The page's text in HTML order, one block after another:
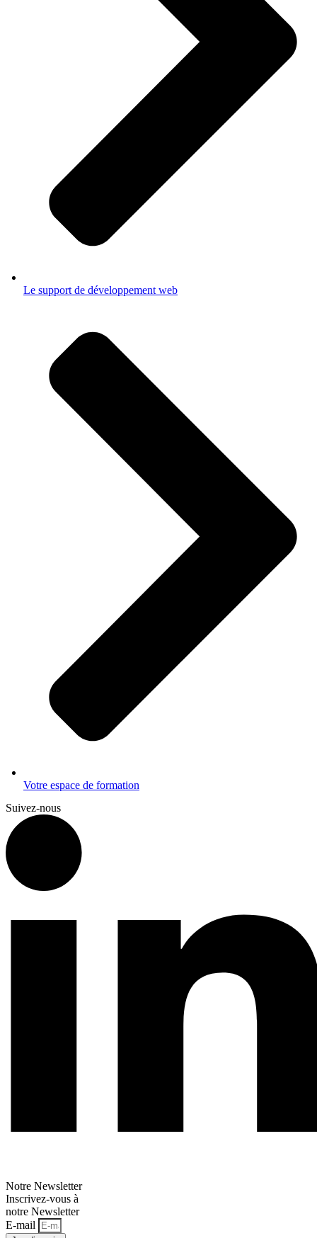
Le support de développement web
Votre espace de formation
Suivez-nous
Notre Newsletter
Inscrivez-vous à
notre Newsletter
E-mail